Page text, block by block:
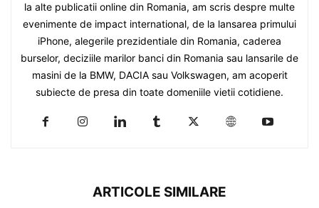
la alte publicatii online din Romania, am scris despre multe
evenimente de impact international, de la lansarea primului
iPhone, alegerile prezidentiale din Romania, caderea
burselor, deciziile marilor banci din Romania sau lansarile de
masini de la BMW, DACIA sau Volkswagen, am acoperit
subiecte de presa din toate domeniile vietii cotidiene.
ARTICOLE SIMILARE